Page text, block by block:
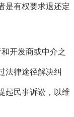
是有权要求退还定
开发商或中介之
法律途径解决纠
起民事诉讼，以维